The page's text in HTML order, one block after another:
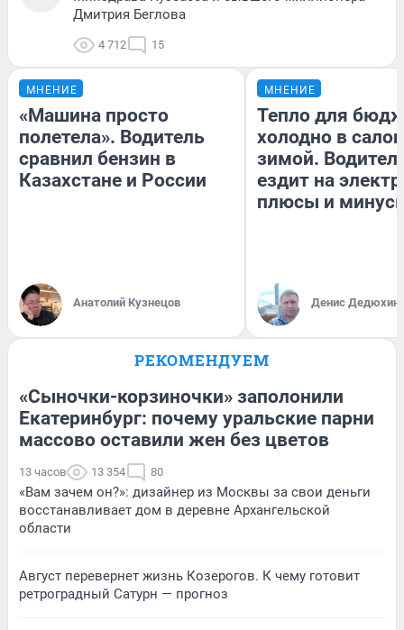
Дмитрия Беглова
4 712 15
МНЕНИЕ
«Машина просто
полетела». Водитель
сравнил бензин в
Казахстане и России
Анатолий Кузнецов
МНЕНИЕ
Тепло для
холодно в
зимой.
ездит на
плюсы и
Денис Дедюхин
РЕКОМЕНДУЕМ
«Сыночки-корзиночки» заполонили
Екатеринбург: почему уральские парни
массово оставили жен без цветов
13 часов 13 354 80
«Вам зачем он?»: дизайнер из Москвы за свои деньги
восстанавливает дом в деревне Архангельской
области
Август перевернет жизнь Козерогов. К чему готовит
ретроградный Сатурн — прогноз